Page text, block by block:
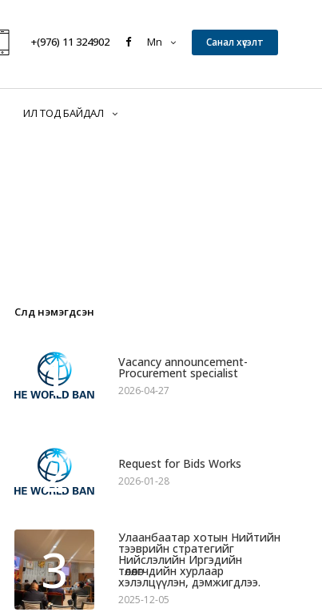
+(976) 11 324902 Mn Санал хүсэлт
ИЛ ТОД БАЙДАЛ
Сүүлд нэмэгдсэн
1 Vacancy announcement-
Procurement specialist
2026-04-27
2 Request for Bids Works
2026-01-28
3 Улаанбаатар хотын Нийтийн
тээврийн стратегийг
Нийслэлийн Иргэдийн
төлөөлөгчдийн хурлаар
хэлэлцүүлэн, дэмжигдлээ.
2025-12-05